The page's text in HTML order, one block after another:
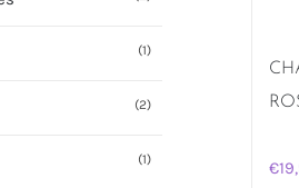
€
(1)
(2)
(1)